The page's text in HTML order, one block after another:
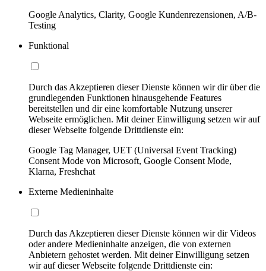
Google Analytics, Clarity, Google Kundenrezensionen, A/B-
Testing
Funktional
Durch das Akzeptieren dieser Dienste können wir dir über die
grundlegenden Funktionen hinausgehende Features
bereitstellen und dir eine komfortable Nutzung unserer
Webseite ermöglichen. Mit deiner Einwilligung setzen wir auf
dieser Webseite folgende Drittdienste ein:
Google Tag Manager, UET (Universal Event Tracking)
Consent Mode von Microsoft, Google Consent Mode,
Klarna, Freshchat
Externe Medieninhalte
Durch das Akzeptieren dieser Dienste können wir dir Videos
oder andere Medieninhalte anzeigen, die von externen
Anbietern gehostet werden. Mit deiner Einwilligung setzen
wir auf dieser Webseite folgende Drittdienste ein: